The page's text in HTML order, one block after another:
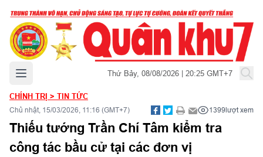
Mở menu chính Thứ Bảy, 08/08/2026 | 20:25 GMT+7
CHÍNH TRỊ > TIN TỨC
Chủ nhật, 15/03/2026, 11:16 (GMT+7) 1399lượt xem
Thiếu tướng Trần Chí Tâm kiểm tra
công tác bầu cử tại các đơn vị